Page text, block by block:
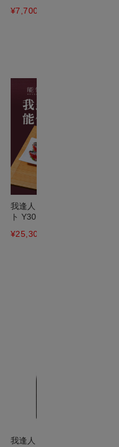
¥7,700
我逢人と 能作【ちろり】 セッ
ト Y30
¥25,300
我逢人 純米大吟醸 Y40 720ml